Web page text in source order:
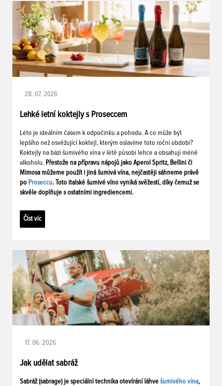
28. 07. 2026
Lehké letní koktejly s Proseccem
Léto je ideálním časem k odpočinku a pohodu. A co může být
lepšího než osvěžující koktejl, kterým oslavíme toto roční období?
Koktejly na bázi šumivého vína v létě působí lehce a obsahují méně
alkoholu. Přestože na přípravu nápojů jako Aperol Spritz, Bellini či
Mimosa můžeme použít i jiná šumivá vína, nejčastěji sáhneme právě
po Proseccu. Toto italské šumivé víno vyniká svěžestí, díky čemuž se
skvěle doplňuje s ostatními ingrediencemi.
Číst víc
17. 06. 2026
Jak udělat sabráž
Sabráž (sabrage) je speciální technika otevírání láhve šumivého vína,